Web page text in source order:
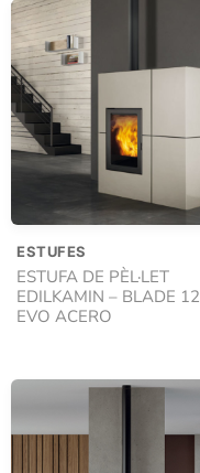
ESTUFES
ESTUFA DE PÈL·LET
EDILKAMIN – BLADE 12
EVO ACERO